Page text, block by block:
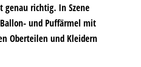
genau richtig. In Szene
und Puffärmel mit
Oberteilen und Kleidern